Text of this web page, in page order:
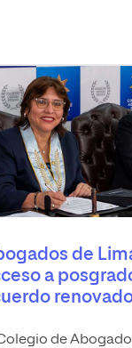
de
a
de